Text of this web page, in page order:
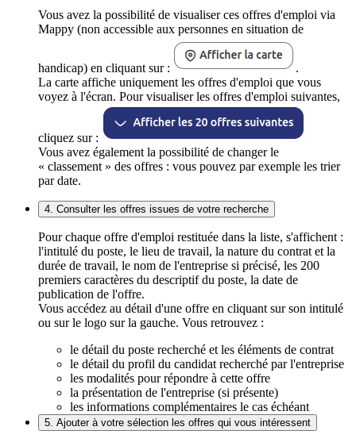
Vous avez la possibilité de visualiser ces offres d'emploi via
Mappy (non accessible aux personnes en situation de
handicap) en cliquant sur :
.
La carte affiche uniquement les offres d'emploi que vous
voyez à l'écran. Pour visualiser les offres d'emploi suivantes,
cliquez sur :
Vous avez également la possibilité de changer le
« classement » des offres : vous pouvez par exemple les trier
par date.
4. Consulter les offres issues de votre recherche
Pour chaque offre d'emploi restituée dans la liste, s'affichent :
l'intitulé du poste, le lieu de travail, la nature du contrat et la
durée de travail, le nom de l'entreprise si précisé, les 200
premiers caractères du descriptif du poste, la date de
publication de l'offre.
Vous accédez au détail d'une offre en cliquant sur son intitulé
ou sur le logo sur la gauche. Vous retrouvez :
le détail du poste recherché et les éléments de contrat
le détail du profil du candidat recherché par l'entreprise
les modalités pour répondre à cette offre
la présentation de l'entreprise (si présente)
les informations complémentaires le cas échéant
5. Ajouter à votre sélection les offres qui vous intéressent